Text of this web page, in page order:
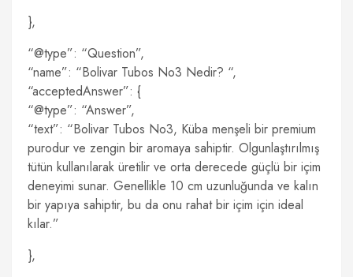
},
“@type”: “Question”,
“name”: “Bolivar Tubos No3 Nedir? “,
“acceptedAnswer”: {
“@type”: “Answer”,
“text”: “Bolivar Tubos No3, Küba menşeli bir premium
purodur ve zengin bir aromaya sahiptir. Olgunlaştırılmış
tütün kullanılarak üretilir ve orta derecede güçlü bir içim
deneyimi sunar. Genellikle 10 cm uzunluğunda ve kalın
bir yapıya sahiptir, bu da onu rahat bir içim için ideal
kılar.”
},